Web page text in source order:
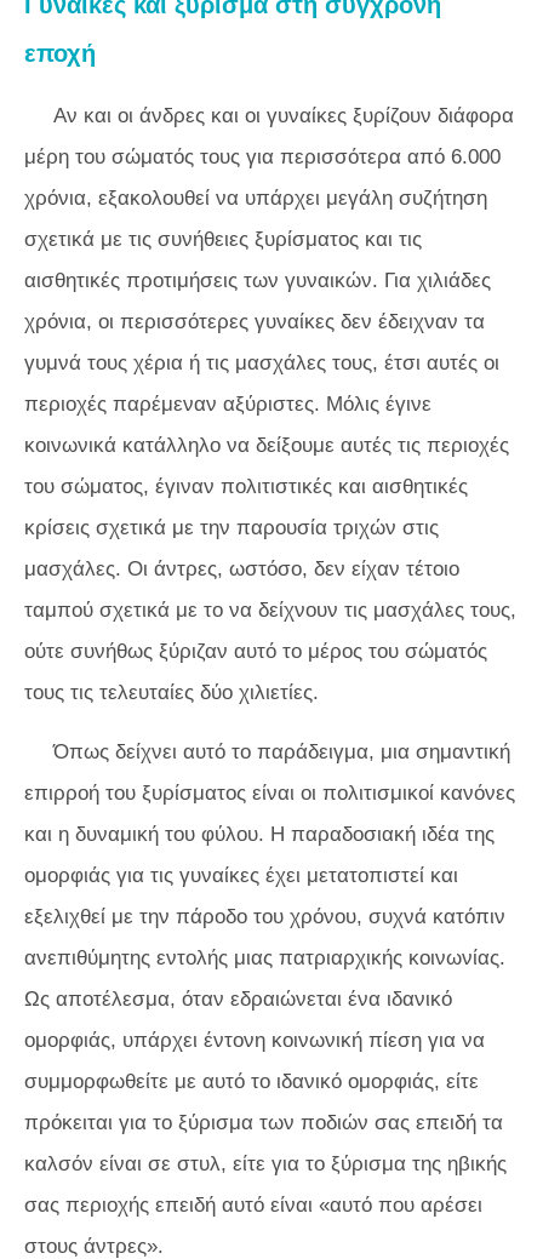
εποχή
Αν και οι άνδρες και οι γυναίκες ξυρίζουν διάφορα
μέρη του σώματός τους για περισσότερα από 6.000
χρόνια, εξακολουθεί να υπάρχει μεγάλη συζήτηση
σχετικά με τις συνήθειες ξυρίσματος και τις
αισθητικές προτιμήσεις των γυναικών. Για χιλιάδες
χρόνια, οι περισσότερες γυναίκες δεν έδειχναν τα
γυμνά τους χέρια ή τις μασχάλες τους, έτσι αυτές οι
περιοχές παρέμεναν αξύριστες. Μόλις έγινε
κοινωνικά κατάλληλο να δείξουμε αυτές τις περιοχές
του σώματος, έγιναν πολιτιστικές και αισθητικές
κρίσεις σχετικά με την παρουσία τριχών στις
μασχάλες. Οι άντρες, ωστόσο, δεν είχαν τέτοιο
ταμπού σχετικά με το να δείχνουν τις μασχάλες τους,
ούτε συνήθως ξύριζαν αυτό το μέρος του σώματός
τους τις τελευταίες δύο χιλιετίες.
Όπως δείχνει αυτό το παράδειγμα, μια σημαντική
επιρροή του ξυρίσματος είναι οι πολιτισμικοί κανόνες
και η δυναμική του φύλου. Η παραδοσιακή ιδέα της
ομορφιάς για τις γυναίκες έχει μετατοπιστεί και
εξελιχθεί με την πάροδο του χρόνου, συχνά κατόπιν
ανεπιθύμητης εντολής μιας πατριαρχικής κοινωνίας.
Ως αποτέλεσμα, όταν εδραιώνεται ένα ιδανικό
ομορφιάς, υπάρχει έντονη κοινωνική πίεση για να
συμμορφωθείτε με αυτό το ιδανικό ομορφιάς, είτε
πρόκειται για το ξύρισμα των ποδιών σας επειδή τα
καλσόν είναι σε στυλ, είτε για το ξύρισμα της ηβικής
σας περιοχής επειδή αυτό είναι «αυτό που αρέσει
στους άντρες».